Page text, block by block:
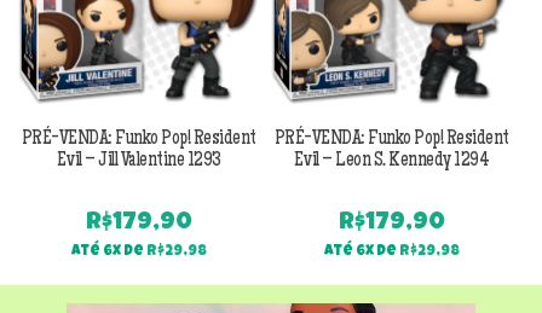
PRÉ-VENDA: Funko Pop! Resident
Evil – Jill Valentine 1293
R$179,90
Até 6x de R$29,98
PRÉ-VENDA: Funko Pop! Resident
Evil – Leon S. Kennedy 1294
R$179,90
Até 6x de R$29,98